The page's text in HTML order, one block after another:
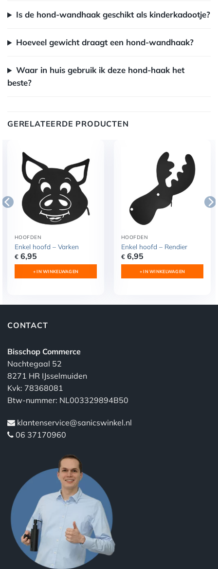
Is de hond-wandhaak geschikt als kinderkadootje?
Hoeveel gewicht draagt een hond-wandhaak?
Waar in huis gebruik ik deze hond-haak het
beste?
GERELATEERDE PRODUCTEN
HOOFDEN
Enkel hoofd – Varken
€6,95
+ IN WINKELWAGEN
HOOFDEN
Enkel hoofd – Rendier
€6,95
+ IN WINKELWAGEN
CONTACT
Bisschop Commerce
Nachtegaal 52
8271 HR IJsselmuiden
Kvk: 78368081
Btw-nummer: NL003329894B50
klantenservice@sanicswinkel.nl
06 37170960